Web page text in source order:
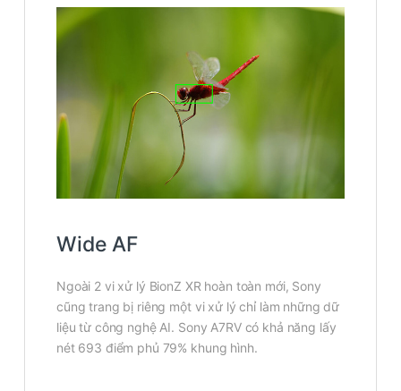
Wide AF
Ngoài 2 vi xử lý BionZ XR hoàn toàn mới, Sony
cũng trang bị riêng một vi xử lý chỉ làm những dữ
liệu từ công nghệ AI. Sony A7RV có khả năng lấy
nét 693 điểm phủ 79% khung hình.